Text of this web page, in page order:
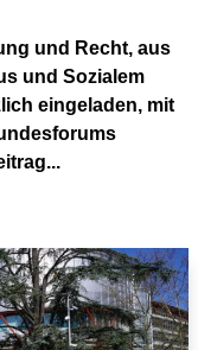
und Recht, aus
und Sozialem
eingeladen, mit